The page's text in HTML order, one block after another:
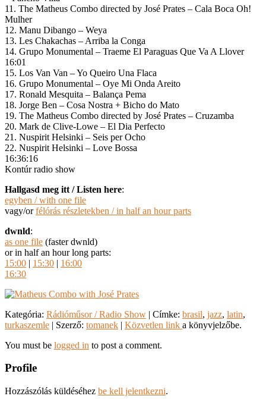
11. The Matheus Combo directed by José Prates – Cala Boca Oh!
Mulher
12. Manu Dibango ‎– Weya
13. Les Chakachas – Arriba la Conga
14. Grupo Monumental – Traeme El Paraguas Que Va A Llover
16:01
15. Los Van Van – Yo Queiro Una Flaca
16. Grupo Monumental – Oye Mi Onda Areito
17. Ronald Mesquita – Balança Pema
18. Jorge Ben – Cosa Nostra + Bicho do Mato
19. The Matheus Combo directed by José Prates – Cruzamba
20. Mark de Clive-Lowe – El Dia Perfecto
21. Nuspirit Helsinki – Seis per Ocho
22. Nuspirit Helsinki – Love Bossa
16:36:16
Kontúr radio show
Hallgasd meg itt / Listen here:
egyben / with one file
vagy/orfélórás részletekben / in half an hour parts
dwnld:
as one file (faster dwnld)
or in half an hour long parts:
15:00 | 15:30 | 16:00
16:30
Kategória: Rádióműsor / Radio Show | Címke: brasil, jazz, latin,
turkaszemle | Szerző: tomanek | Közvetlen link a könyvjelzőbe.
You must be logged in to post a comment.
Profile
Hozzászólás küldéséhez be kell jelentkezni.